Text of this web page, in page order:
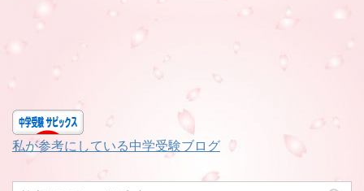
私が参考にしている中学受験ブログ